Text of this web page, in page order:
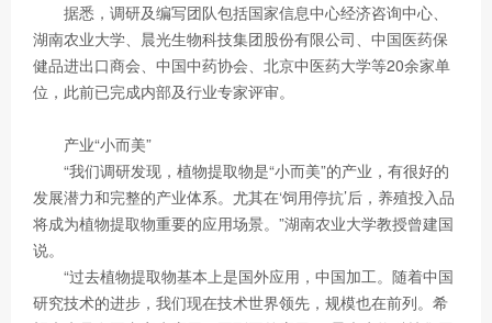
据悉，调研及编写团队包括国家信息中心经济咨询中心、
湖南农业大学、晨光生物科技集团股份有限公司、中国医药保
健品进出口商会、中国中药协会、北京中医药大学等20余家单
位，此前已完成内部及行业专家评审。
产业“小而美”
“我们调研发现，植物提取物是“小而美”的产业，有很好的
发展潜力和完整的产业体系。尤其在‘饲用停抗’后，养殖投入品
将成为植物提取物重要的应用场景。”湖南农业大学教授曾建国
说。
“过去植物提取物基本上是国外应用，中国加工。随着中国
研究技术的进步，我们现在技术世界领先，规模也在前列。希